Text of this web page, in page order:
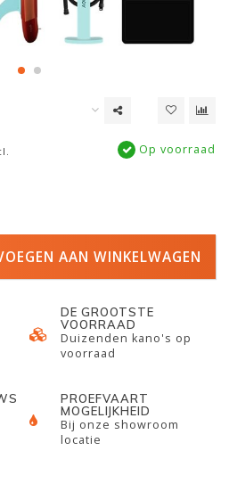
Op voorraad
AAN WINKELWAGEN
DE GROOTSTE
VOORRAAD
Duizenden kano's op
voorraad
PROEFVAART
MOGELIJKHEID
Bij onze showroom
locatie